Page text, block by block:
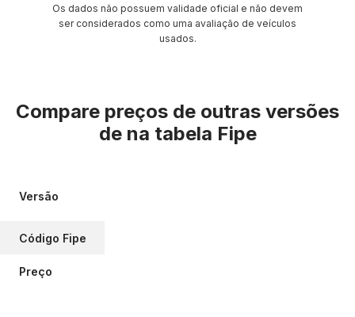
Os dados não possuem validade oficial e não devem
ser considerados como uma avaliação de veículos
usados.
Compare preços de outras versões
de na tabela Fipe
Versão
Código Fipe
Preço